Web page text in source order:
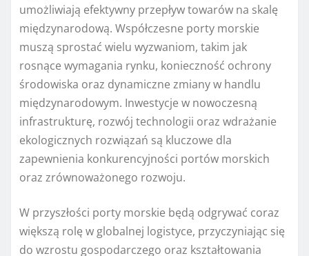
umożliwiają efektywny przepływ towarów na skalę
międzynarodową. Współczesne porty morskie
muszą sprostać wielu wyzwaniom, takim jak
rosnące wymagania rynku, konieczność ochrony
środowiska oraz dynamiczne zmiany w handlu
międzynarodowym. Inwestycje w nowoczesną
infrastrukturę, rozwój technologii oraz wdrażanie
ekologicznych rozwiązań są kluczowe dla
zapewnienia konkurencyjności portów morskich
oraz zrównoważonego rozwoju.
W przyszłości porty morskie będą odgrywać coraz
większą rolę w globalnej logistyce, przyczyniając się
do wzrostu gospodarczego oraz kształtowania